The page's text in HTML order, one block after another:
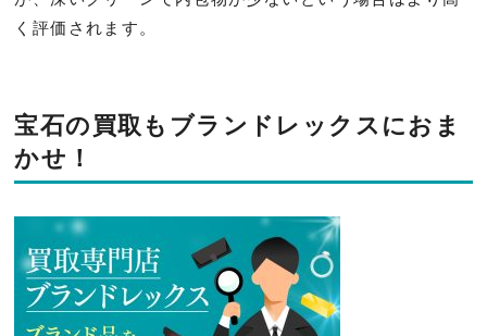
く評価されます。
宝石の買取もブランドレックスにおま
かせ！